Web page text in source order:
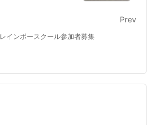
レインボースクール参加者募集
Prev